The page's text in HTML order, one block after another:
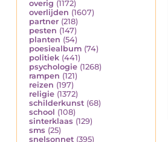
overig (1172)
overlijden (1607)
partner (218)
pesten (147)
planten (54)
poesiealbum (74)
politiek (441)
psychologie (1268)
rampen (121)
reizen (197)
religie (1372)
schilderkunst (68)
school (108)
sinterklaas (129)
sms (25)
snelsonnet (395)